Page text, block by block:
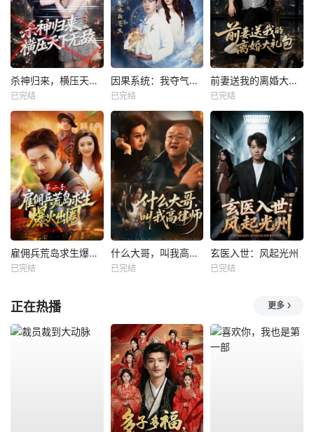
杀神归来，横压天下无敌
已完结
因果系统：我夺气运救苍生
已完结
前妻送我的离婚大礼包
已完结
雇佣兵荒岛求生爆火出圈第二季
已完结
什么大哥，叫我高律师
已完结
玄医入世：风起光州
已完结
正在热播 更多